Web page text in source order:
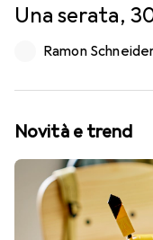
Una serata,
Ramon
Novità e trend